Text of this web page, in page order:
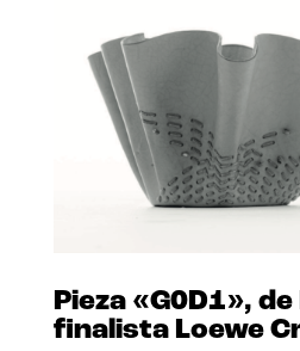
Pieza «G0D1»,
finalista Loewe